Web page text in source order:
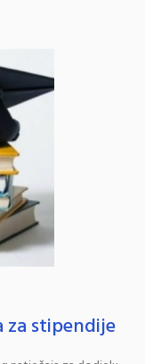
stipendije